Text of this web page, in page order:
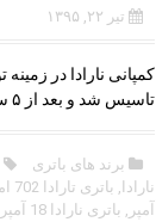
تیر ۲۲, ۱۳۹۵
تاسیس شد و بعد از ۵ سال فعالیت در این زمینه موفق به تصاحب […]
برند های باتری
نارادا , باتری تارادا 702 امپر
آمپر , باتری نارادا 18 آمپر